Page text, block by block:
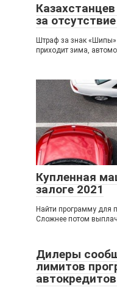
за
Штраф за знак
приходит зима,
Купленная
залоге 2021
Найти программу для
Сложнее потом
Дилеры
лимитов